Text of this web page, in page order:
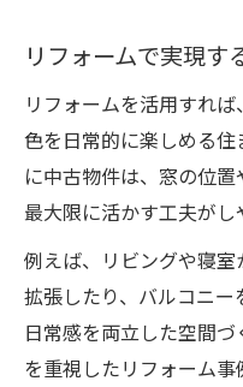
リフォームで実現す
リフォームを活用すれ
色を日常的に楽しめる
に中古物件は、窓の位
最大限に活かす工夫がし
例えば、リビングや寝
拡張したり、バルコニ
日常感を両立した空間
を重視したリフォーム